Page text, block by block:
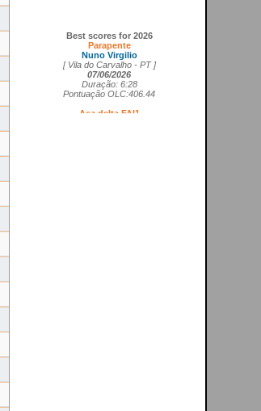
Parapente
Nuno Virgilio
[ Vila do Carvalho - PT ]
07/06/2026
Duração: 6:28
Pontuação OLC:406.44